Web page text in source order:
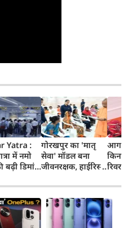
Yatra :
में नमो
बढ़ी डिमांड,
पर 50%
की
गोरखपुर का 'मातृ
सेवा' मॉडल बना
जीवनरक्षक, हाईरिस्क
इलाज से बची 77
जिंदगियां
आगरा
रिवर
करेगी